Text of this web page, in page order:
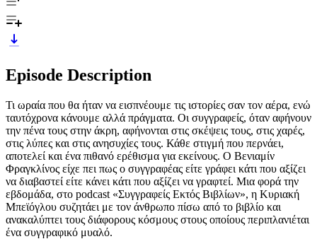
Episode Description
Τι ωραία που θα ήταν να εισπνέουμε τις ιστορίες σαν τον αέρα, ενώ
ταυτόχρονα κάνουμε αλλά πράγματα. Οι συγγραφείς, όταν αφήνουν
την πένα τους στην άκρη, αφήνονται στις σκέψεις τους, στις χαρές,
στις λύπες και στις ανησυχίες τους. Κάθε στιγμή που περνάει,
αποτελεί και ένα πιθανό ερέθισμα για εκείνους. Ο Βενιαμίν
Φραγκλίνος είχε πει πως ο συγγραφέας είτε γράφει κάτι που αξίζει
να διαβαστεί είτε κάνει κάτι που αξίζει να γραφτεί. Μια φορά την
εβδομάδα, στο podcast «Συγγραφείς Εκτός Βιβλίων», η Κυριακή
Μπεϊόγλου συζητάει με τον άνθρωπο πίσω από το βιβλίο και
ανακαλύπτει τους διάφορους κόσμους στους οποίους περιπλανιέται
ένα συγγραφικό μυαλό.